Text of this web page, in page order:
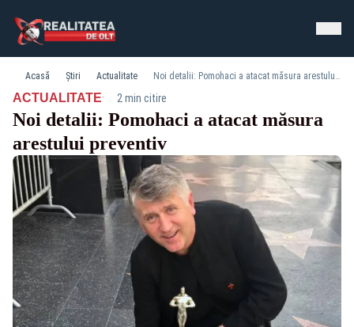
Acasă Știri Actualitate Noi detalii: Pomohaci a atacat măsura arestului preventiv
ACTUALITATE· 2 min citire
Noi detalii: Pomohaci a atacat măsura
arestului preventiv